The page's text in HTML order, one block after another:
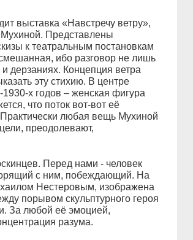
выставка «Навстречу ветру»,
Представлены
к театральным постановкам
ибо разговор не лишь
дерзаниях. Концепция ветра
эту стихию. В центре
х годов – женская фигура
что поток вот-вот её
Практически любая вещь Мухиной
преодолевают,
Перед нами - человек
с ним, побеждающий. На
Нестеровым, изображена
порывом скульптурного героя
За любой её эмоцией,
разума.